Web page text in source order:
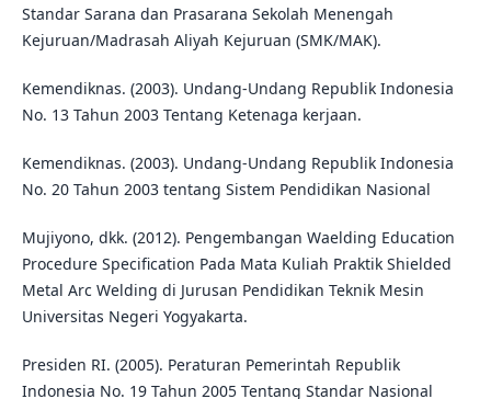
Standar Sarana dan Prasarana Sekolah Menengah
Kejuruan/Madrasah Aliyah Kejuruan (SMK/MAK).
Kemendiknas. (2003). Undang-Undang Republik Indonesia
No. 13 Tahun 2003 Tentang Ketenaga kerjaan.
Kemendiknas. (2003). Undang-Undang Republik Indonesia
No. 20 Tahun 2003 tentang Sistem Pendidikan Nasional
Mujiyono, dkk. (2012). Pengembangan Waelding Education
Procedure Specification Pada Mata Kuliah Praktik Shielded
Metal Arc Welding di Jurusan Pendidikan Teknik Mesin
Universitas Negeri Yogyakarta.
Presiden RI. (2005). Peraturan Pemerintah Republik
Indonesia No. 19 Tahun 2005 Tentang Standar Nasional